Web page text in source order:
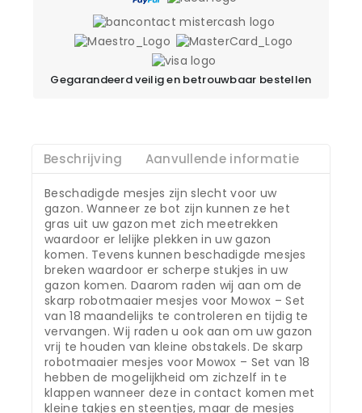
Gegarandeerd veilig en betrouwbaar bestellen
Beschrijving Aanvullende informatie
Beschadigde mesjes zijn slecht voor uw
gazon. Wanneer ze bot zijn kunnen ze het
gras uit uw gazon met zich meetrekken
waardoor er lelijke plekken in uw gazon
komen. Tevens kunnen beschadigde mesjes
breken waardoor er scherpe stukjes in uw
gazon komen. Daarom raden wij aan om de
skarp robotmaaier mesjes voor Mowox – Set
van 18 maandelijks te controleren en tijdig te
vervangen. Wij raden u ook aan om uw gazon
vrij te houden van kleine obstakels. De skarp
robotmaaier mesjes voor Mowox – Set van 18
hebben de mogelijkheid om zichzelf in te
klappen wanneer deze in contact komen met
kleine takjes en steentjes, maar de mesjes